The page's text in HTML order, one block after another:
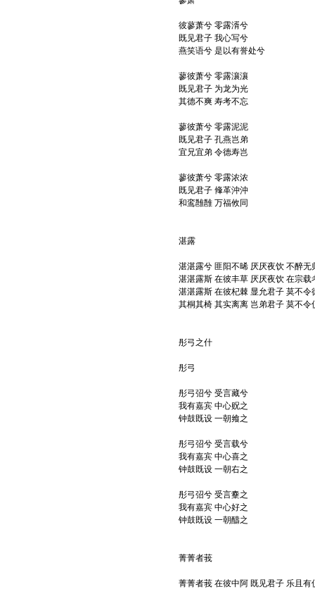
彼蓼萧兮 零露湑兮
既见君子 我心写兮
燕笑语兮 是以有誉处兮
蓼彼萧兮 零露瀼瀼
既见君子 为龙为光
其德不爽 寿考不忘
蓼彼萧兮 零露泥泥
既见君子 孔燕岂弟
宜兄宜弟 令德寿岂
蓼彼萧兮 零露浓浓
既见君子 鞗革沖沖
和鸾雝雝 万福攸同
湛露
湛湛露兮 匪阳不晞 厌厌夜饮 不醉无
湛湛露斯 在彼丰草 厌厌夜饮 在宗载
湛湛露斯 在彼杞棘 显允君子 莫不令
其桐其椅 其实离离 岂弟君子 莫不令
彤弓之什
彤弓
彤弓弨兮 受言藏兮
我有嘉宾 中心贶之
钟鼓既设 一朝飨之
彤弓弨兮 受言载兮
我有嘉宾 中心喜之
钟鼓既设 一朝右之
彤弓弨兮 受言櫜之
我有嘉宾 中心好之
钟鼓既设 一朝醻之
菁菁者莪
菁菁者莪 在彼中阿 既见君子 乐且有